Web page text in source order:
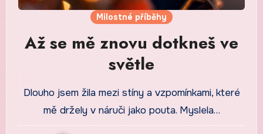
Milostné příběhy
Až se mě znovu dotkneš ve
světle
Dlouho jsem žila mezi stíny a vzpomínkami, které
mě držely v náruči jako pouta. Myslela…